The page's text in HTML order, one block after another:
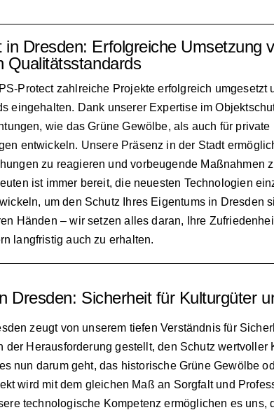
in Dresden: Erfolgreiche Umsetzung
Qualitätsstandards
Protect zahlreiche Projekte erfolgreich umgesetzt
eingehalten. Dank unserer Expertise im
wie das Grüne Gewölbe, als auch für
entwickeln. Unsere Präsenz in der Stadt
zu reagieren und vorbeugende Maßnahmen
ist immer bereit, die neuesten Technologien
um den Schutz Ihres Eigentums in Dresden
Händen – wir setzen alles daran, Ihre
langfristig auch zu erhalten.
Dresden: Sicherheit für Kulturgüter
zeugt von unserem tiefen Verständnis für
der Herausforderung gestellt, den Schutz wertvoller
nun darum geht, das historische Grüne Gewölbe
wird mit dem gleichen Maß an Sorgfalt und
technologische Kompetenz ermöglichen es uns,